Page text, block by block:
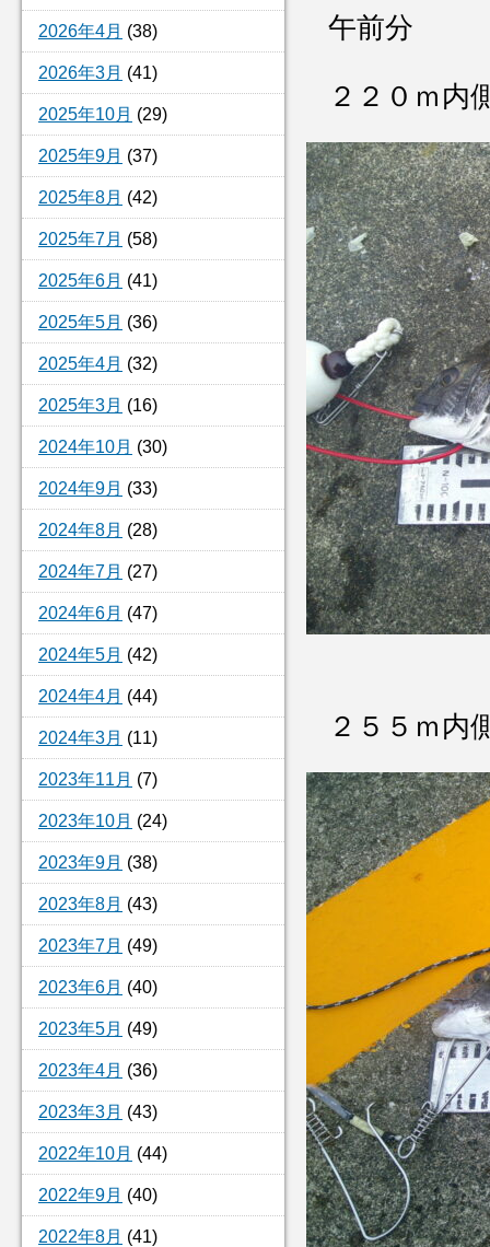
2026年4月 (38)
2026年3月 (41)
2025年10月 (29)
2025年9月 (37)
2025年8月 (42)
2025年7月 (58)
2025年6月 (41)
2025年5月 (36)
2025年4月 (32)
2025年3月 (16)
2024年10月 (30)
2024年9月 (33)
2024年8月 (28)
2024年7月 (27)
2024年6月 (47)
2024年5月 (42)
2024年4月 (44)
2024年3月 (11)
2023年11月 (7)
2023年10月 (24)
2023年9月 (38)
2023年8月 (43)
2023年7月 (49)
2023年6月 (40)
2023年5月 (49)
2023年4月 (36)
2023年3月 (43)
2022年10月 (44)
2022年9月 (40)
2022年8月 (41)
午前分
２２０ｍ
２５５ｍ